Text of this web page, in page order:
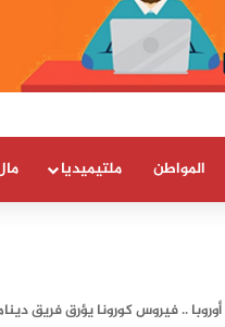
المواطن ملتيميديا
.. فيروس كورونا يؤرق فريق